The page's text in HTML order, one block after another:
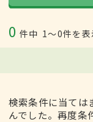
0 件中 1〜0件を表
検索条件に当ては
んでした。再度条